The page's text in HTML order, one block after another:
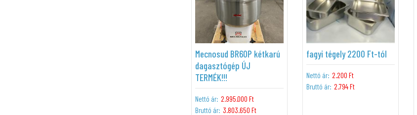
Mecnosud BR60P kétkarú
dagasztógép ÚJ
TERMÉK!!!
Nettó ár: 2.995.000 Ft
Bruttó ár: 3.803.650 Ft
fagyi tégely 2200 Ft-tól
Nettó ár: 2.200 Ft
Bruttó ár: 2.794 Ft